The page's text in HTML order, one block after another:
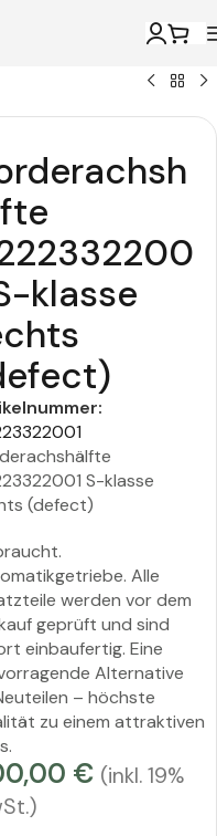
klasse
S-klasse
(defect)
Alle
werden vor dem
geprüft und sind
einbaufertig. Eine
Alternative
– höchste
zu einem attraktiven
€ (inkl. 19%